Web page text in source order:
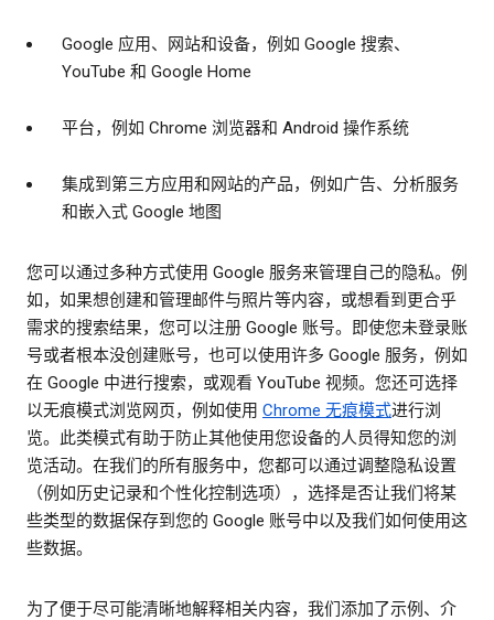
Google 应用、网站和设备，例如 Google 搜索、
YouTube 和 Google Home
平台，例如 Chrome 浏览器和 Android 操作系统
集成到第三方应用和网站的产品，例如广告、分析服务
和嵌入式 Google 地图
您可以通过多种方式使用 Google 服务来管理自己的隐私。例
如，如果想创建和管理邮件与照片等内容，或想看到更合乎
需求的搜索结果，您可以注册 Google 账号。即使您未登录账
号或者根本没创建账号，也可以使用许多 Google 服务，例如
在 Google 中进行搜索，或观看 YouTube 视频。您还可选择
以无痕模式浏览网页，例如使用 Chrome 无痕模式进行浏
览。此类模式有助于防止其他使用您设备的人员得知您的浏
览活动。在我们的所有服务中，您都可以通过调整隐私设置
（例如历史记录和个性化控制选项），选择是否让我们将某
些类型的数据保存到您的 Google 账号中以及我们如何使用这
些数据。
为了便于尽可能清晰地解释相关内容，我们添加了示例、介